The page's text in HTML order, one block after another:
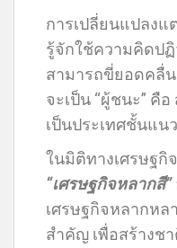
การเปลี่ยนแปลง
รู้จักใช้ความคิดป
สามารถขี่ยอดคลื่
จะเป็น “ผู้ชนะ” คื
เป็นประเทศชั้นแ
ในมิติทางเศรษฐ
“เศรษฐกิจหลากสี”
เศรษฐกิจหลากหล
สำคัญ เพื่อสร้างช